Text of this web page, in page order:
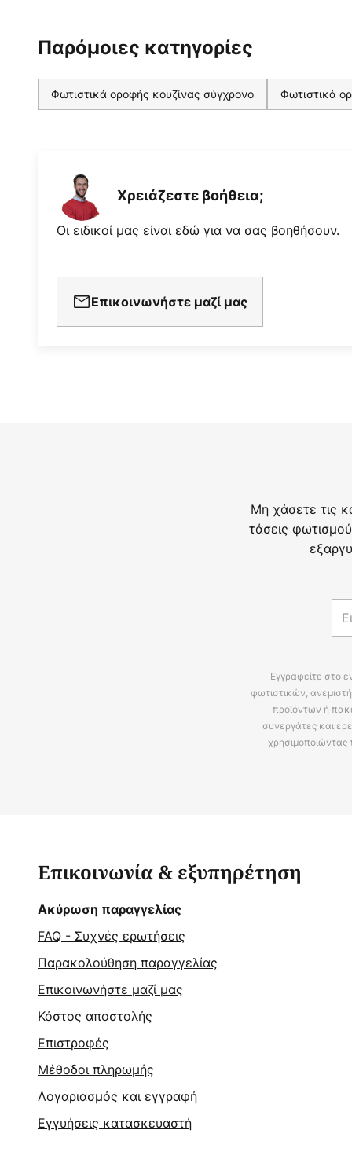
Παρόμοιες κατηγορίες
Φωτιστικά οροφής κουζίνας σύγχρονο Φωτιστικά
Χρειάζεστε βοήθεια;
Οι ειδικοί μας είναι εδώ για να σας βοηθήσουν.
Επικοινωνήστε μαζί μας
Μη χάσετε τις
τάσεις
Εγγραφείτε στο
φωτιστικών,
προϊόντων ή
συνεργάτες και
χρησιμοποιώντας
Επικοινωνία & εξυπηρέτηση
Ακύρωση παραγγελίας
FAQ - Συχνές ερωτήσεις
Παρακολούθηση παραγγελίας
Επικοινωνήστε μαζί μας
Κόστος αποστολής
Επιστροφές
Μέθοδοι πληρωμής
Λογαριασμός και εγγραφή
Εγγυήσεις κατασκευαστή